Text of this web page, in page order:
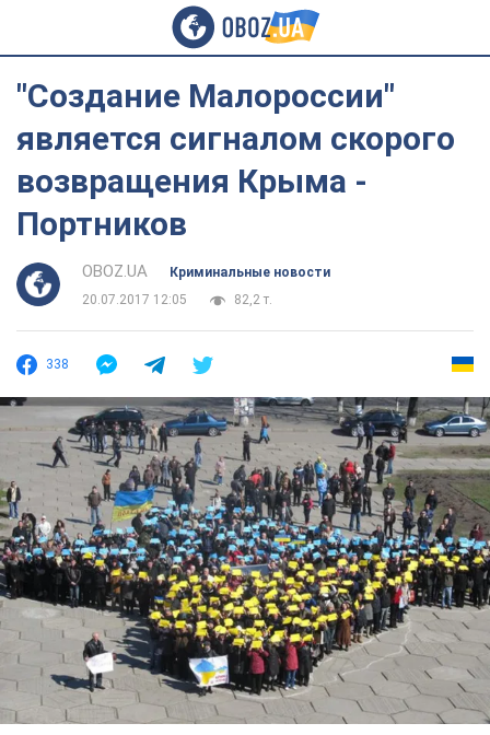
"Создание Малороссии"
является сигналом скорого
возвращения Крыма -
Портников
OBOZ.UA
Криминальные новости
20.07.2017 12:05
82,2 т.
338